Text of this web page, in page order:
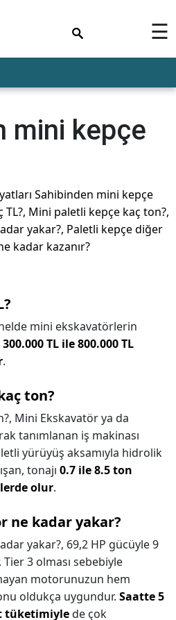
☰
mini kepçe
Sahibinden mini kepçe
TL?, Mini paletli kepçe kaç ton?,
yakar?, Paletli kepçe diğer
kadar kazanır?
mini ekskavatörlerin
300.000 TL ile 800.000 TL
.
ton?
Mini Ekskavatör ya da
tanımlanan iş makinası
yürüyüş aksamıyla hidrolik
tonajı 0.7 ile 8.5 ton
olur.
ne kadar yakar?
yakar?, 69,2 HP gücüyle 9
Tier 3 olması sebebiyle
motorunuzun hem
oldukça uygundur. Saatte 5
tüketimiylede çok